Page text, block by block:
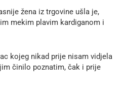
žena iz trgovine ušla je,
mekim plavim kardiganom i
kojeg nikad prije nisam vidjela
činilo poznatim, čak i prije